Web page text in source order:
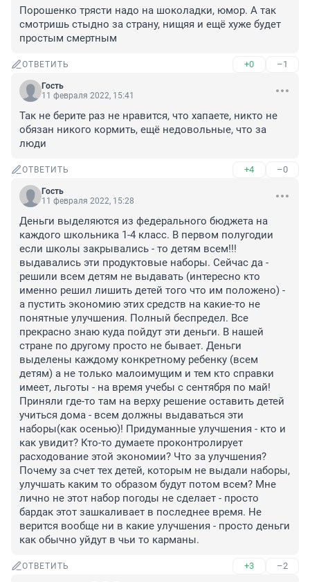
Порошенко трясти надо на шоколадки, юмор. А так
смотришь стыдно за страну, нищяя и ещё хуже будет
простым смертным
ОТВЕТИТЬ +0 –1
Гость
11 февраля 2022, 15:41
Так не берите раз не нравится, что хапаете, никто не
обязан никого кормить, ещё недовольные, что за
люди
ОТВЕТИТЬ +4 –0
Гость
11 февраля 2022, 15:28
Деньги выделяются из федерального бюджета на
каждого школьника 1-4 класс. В первом полугодии
если школы закрывались - то детям всем!!!
выдавались эти продуктовые наборы. Сейчас да -
решили всем детям не выдавать (интересно кто
именно решил лишить детей того что им положено) -
а пустить экономию этих средств на какие-то не
понятные улучшения. Полный беспредел. Все
прекрасно знаю куда пойдут эти деньги. В нашей
стране по другому просто не бывает. Деньги
выделены каждому конкретному ребенку (всем
детям) а не только малоимущим и тем кто справки
имеет, льготы - на время учебы с сентября по май!
Приняли где-то там на верху решение оставить детей
учиться дома - всем должны выдаваться эти
наборы(как осенью)! Придуманные улучшения - кто и
как увидит? Кто-то думаете проконтролирует
расходование этой экономии? Что за улучшения?
Почему за счет тех детей, которым не выдали наборы,
улучшать каким то образом будут потом всем? Мне
лично не этот набор погоды не сделает - просто
бардак этот зашкаливает в последнее время. Не
верится вообще ни в какие улучшения - просто деньги
как обычно уйдут в чьи то карманы.
ОТВЕТИТЬ +3 –2